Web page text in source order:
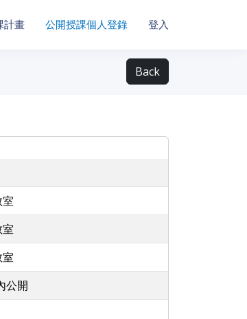
計畫 公開授課個人登錄 登入
Back
公開